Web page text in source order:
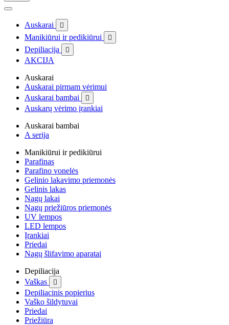
Auskarai 
Manikiūrui ir pedikiūrui 
Depiliacija 
AKCIJA
Auskarai
Auskarai pirmam vėrimui
Auskarai bambai

Auskarų vėrimo įrankiai
Auskarai bambai
A serija
Manikiūrui ir pedikiūrui
Parafinas
Parafino vonelės
Gelinio lakavimo priemonės
Gelinis lakas
Nagų lakai
Nagų priežiūros priemonės
UV lempos
LED lempos
Įrankiai
Priedai
Nagų šlifavimo aparatai
Depiliacija
Vaškas

Depiliacinis popierius
Vaško šildytuvai
Priedai
Priežiūra